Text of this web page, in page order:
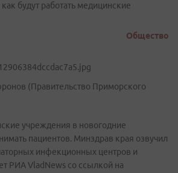
будут работать медицинские
Общество
(Правительство Приморского
учреждения в новогодние
пациентов. Минздрав края озвучил
инфекционных центров и
РИА VladNews со ссылкой на